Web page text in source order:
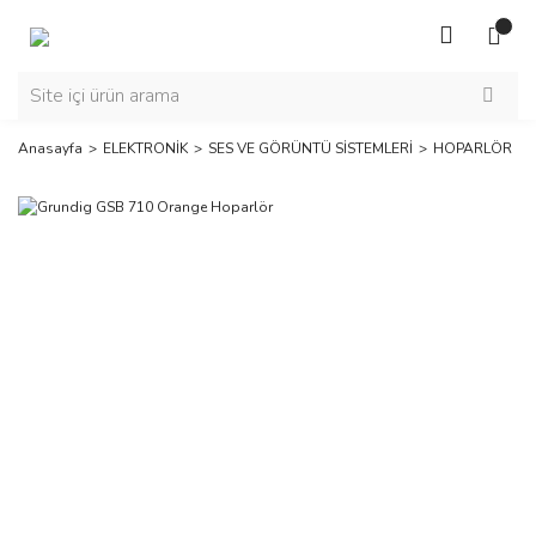
Anasayfa ELEKTRONİK SES VE GÖRÜNTÜ SİSTEMLERİ HOPARLÖR